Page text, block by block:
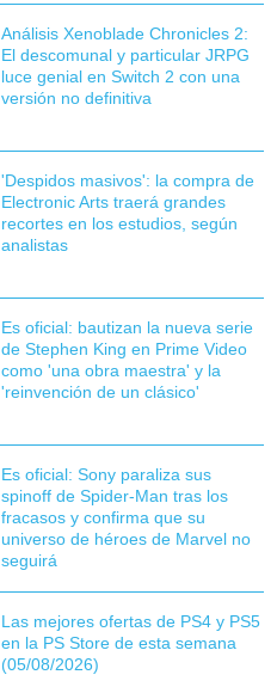
Análisis Xenoblade Chronicles 2:
El descomunal y particular JRPG
luce genial en Switch 2 con una
versión no definitiva
'Despidos masivos': la compra de
Electronic Arts traerá grandes
recortes en los estudios, según
analistas
Es oficial: bautizan la nueva serie
de Stephen King en Prime Video
como 'una obra maestra' y la
'reinvención de un clásico'
Es oficial: Sony paraliza sus
spinoff de Spider-Man tras los
fracasos y confirma que su
universo de héroes de Marvel no
seguirá
Las mejores ofertas de PS4 y PS5
en la PS Store de esta semana
(05/08/2026)